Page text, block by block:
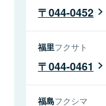
044-0452
福里フクサト
044-0461
福島フクシマ